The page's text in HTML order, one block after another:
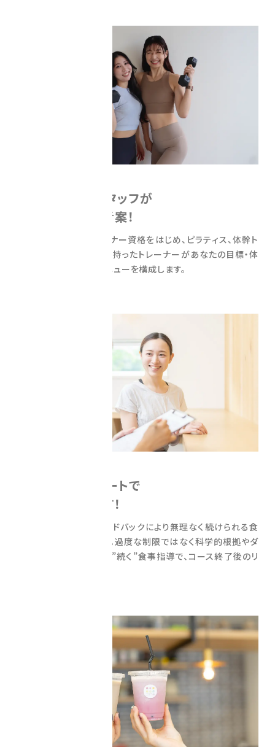
専門性の高いスタッフが
運動メニューを考案！
NSCAパーソナルトレーナー資格をはじめ、ピラティス、体幹ト
レーニングなどの資格を持ったトレーナーがあなたの目標・体
力に合わせて最適なメニューを構成します。
毎日の食事サポートで
さらに結果を出す！
毎日の食事報告とフィードバックにより無理なく続けられる食
習慣をレクチャーします。過度な制限ではなく科学的根拠やダ
イエット経験に基づいた”続く”食事指導で、コース終了後のリ